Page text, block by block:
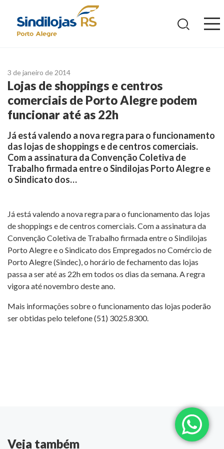
3 de janeiro de 2014
Lojas de shoppings e centros
comerciais de Porto Alegre podem
funcionar até as 22h
Já está valendo a nova regra para o funcionamento
das lojas de shoppings e de centros comerciais.
Com a assinatura da Convenção Coletiva de
Trabalho firmada entre o Sindilojas Porto Alegre e
o Sindicato dos…
Já está valendo a nova regra para o funcionamento das lojas
de shoppings e de centros comerciais. Com a assinatura da
Convenção Coletiva de Trabalho firmada entre o Sindilojas
Porto Alegre e o Sindicato dos Empregados no Comércio de
Porto Alegre (Sindec), o horário de fechamento das lojas
passa a ser até as 22h em todos os dias da semana. A regra
vigora até novembro deste ano.
Mais informações sobre o funcionamento das lojas poderão
ser obtidas pelo telefone (51) 3025.8300.
Veja também